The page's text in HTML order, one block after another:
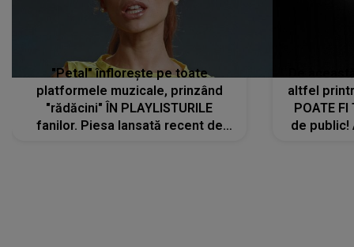
"Petal" înflorește pe toate
platformele muzicale, prinzând
"rădăcini" ÎN PLAYLISTURILE
fanilor. Piesa lansată recent de
altfel
POATE FI
de public!